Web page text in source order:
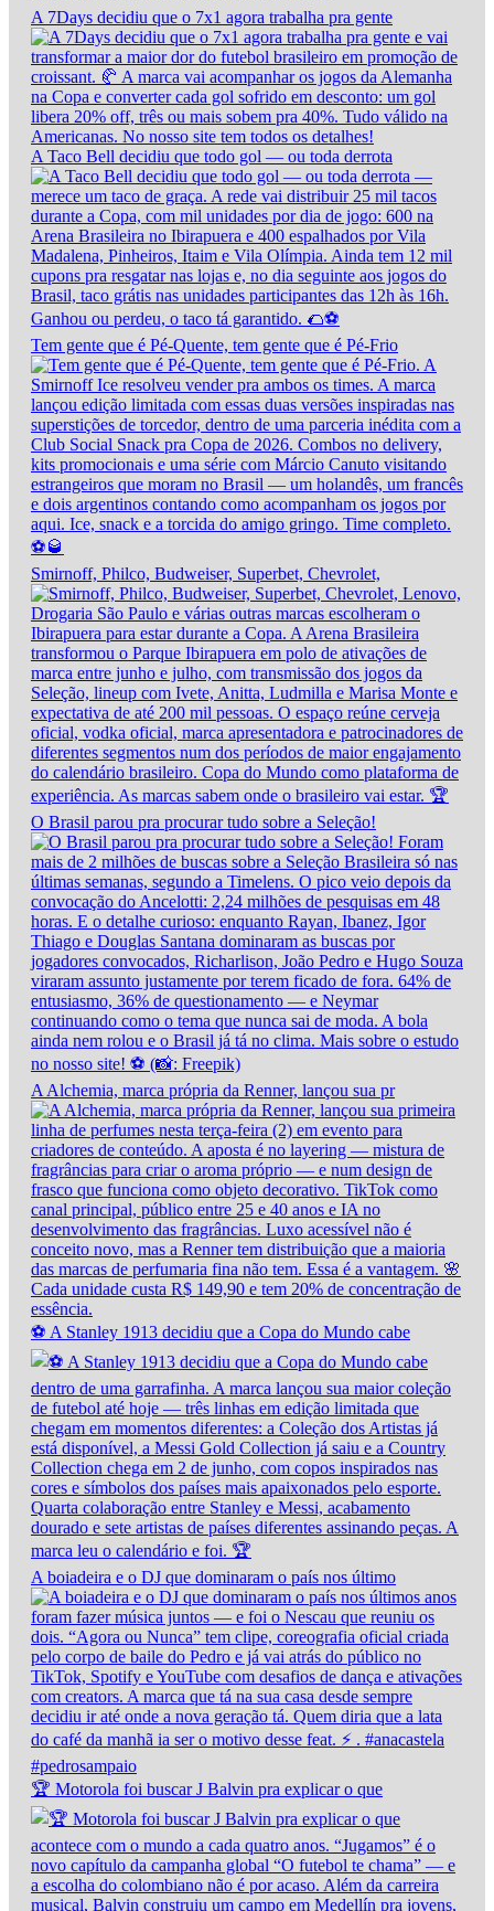
A 7Days decidiu que o 7x1 agora trabalha pra gente
A Taco Bell decidiu que todo gol — ou toda derrota
Tem gente que é Pé-Quente, tem gente que é Pé-Frio
Smirnoff, Philco, Budweiser, Superbet, Chevrolet,
O Brasil parou pra procurar tudo sobre a Seleção!
A Alchemia, marca própria da Renner, lançou sua pr
⚽ A Stanley 1913 decidiu que a Copa do Mundo cabe
A boiadeira e o DJ que dominaram o país nos último
🏆 Motorola foi buscar J Balvin pra explicar o que